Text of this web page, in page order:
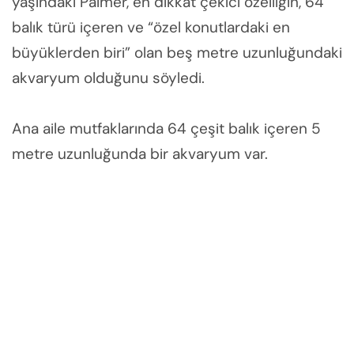
balık türü içeren ve “özel konutlardaki en
büyüklerden biri” olan beş metre uzunluğundaki
akvaryum olduğunu söyledi.
Ana aile mutfaklarında 64 çeşit balık içeren 5
metre uzunluğunda bir akvaryum var.